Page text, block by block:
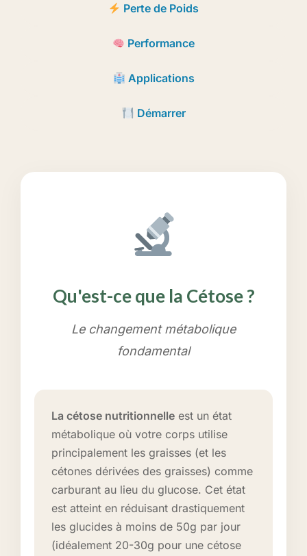
Perte de Poids
Performance
Applications
Démarrer
Qu'est-ce que la Cétose ?
Le changement métabolique
fondamental
La cétose nutritionnelle est un état
métabolique où votre corps utilise
principalement les graisses (et les
cétones dérivées des graisses) comme
carburant au lieu du glucose. Cet état
est atteint en réduisant drastiquement
les glucides à moins de 50g par jour
(idéalement 20-30g pour une cétose